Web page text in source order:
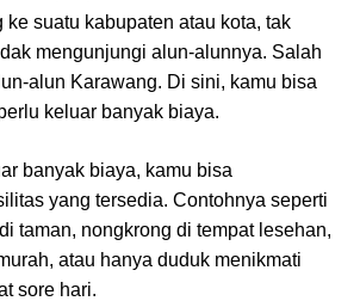
ke suatu kabupaten atau kota, tak
mengunjungi alun-alunnya. Salah
alun Karawang. Di sini, kamu bisa
keluar banyak biaya.
banyak biaya, kamu bisa
yang tersedia. Contohnya seperti
taman, nongkrong di tempat lesehan,
atau hanya duduk menikmati
sore hari.